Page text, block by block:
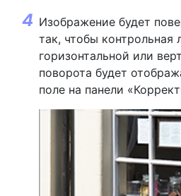
Изображение будет
так, чтобы контрольная
горизонтальной или
поворота будет
поле на панели